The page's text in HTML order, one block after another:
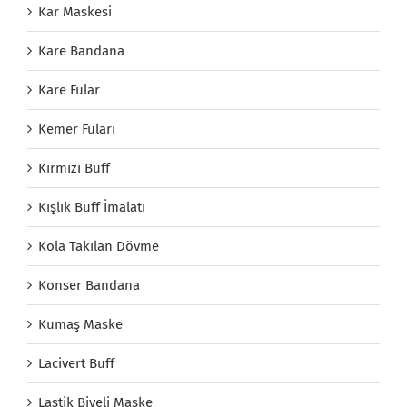
Kar Maskesi
Kare Bandana
Kare Fular
Kemer Fuları
Kırmızı Buff
Kışlık Buff İmalatı
Kola Takılan Dövme
Konser Bandana
Kumaş Maske
Lacivert Buff
Lastik Biyeli Maske